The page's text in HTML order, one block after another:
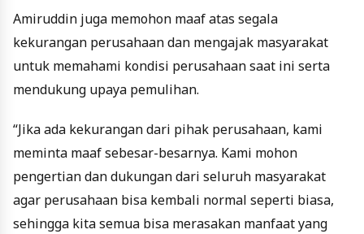
Amiruddin juga memohon maaf atas segala
kekurangan perusahaan dan mengajak masyarakat
untuk memahami kondisi perusahaan saat ini serta
mendukung upaya pemulihan.
“Jika ada kekurangan dari pihak perusahaan, kami
meminta maaf sebesar-besarnya. Kami mohon
pengertian dan dukungan dari seluruh masyarakat
agar perusahaan bisa kembali normal seperti biasa,
sehingga kita semua bisa merasakan manfaat yang